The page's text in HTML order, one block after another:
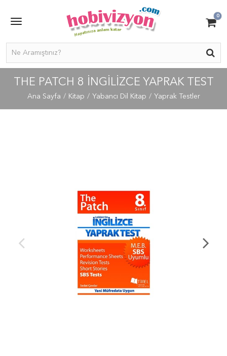
0
THE PATCH 8 İNGİLİZCE YAPRAK TEST
Ana Sayfa Kitap Yabancı Dil Kitap Yaprak Testler